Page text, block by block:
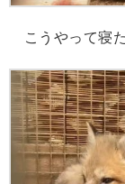
こうやって寝